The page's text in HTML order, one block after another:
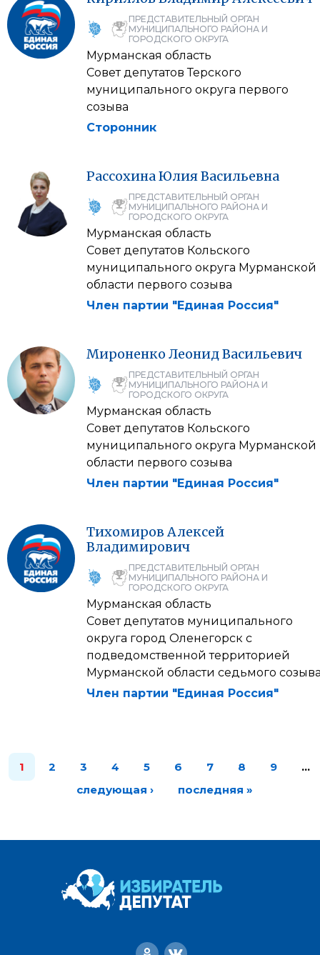
ПРЕДСТАВИТЕЛЬНЫЙ ОРГАН
МУНИЦИПАЛЬНОГО РАЙОНА И
ГОРОДСКОГО ОКРУГА
Мурманская область
Совет депутатов Терского
муниципального округа первого
созыва
Сторонник
РассохинаЮлияВасильевна
ПРЕДСТАВИТЕЛЬНЫЙ ОРГАН
МУНИЦИПАЛЬНОГО РАЙОНА И
ГОРОДСКОГО ОКРУГА
Мурманская область
Совет депутатов Кольского
муниципального округа Мурманской
области первого созыва
Член партии "Единая Россия"
Мироненко ЛеонидВасильевич
ПРЕДСТАВИТЕЛЬНЫЙ ОРГАН
МУНИЦИПАЛЬНОГО РАЙОНА И
ГОРОДСКОГО ОКРУГА
Мурманская область
Совет депутатов Кольского
муниципального округа Мурманской
области первого созыва
Член партии "Единая Россия"
Тихомиров Алексей
Владимирович
ПРЕДСТАВИТЕЛЬНЫЙ ОРГАН
МУНИЦИПАЛЬНОГО РАЙОНА И
ГОРОДСКОГО ОКРУГА
Мурманская область
Совет депутатов муниципального
округа город Оленегорск с
подведомственной территорией
Мурманской области седьмого
Член партии "Единая Россия"
1 2 3 4 5 6 7 8 9
…
следующая ›
последняя »